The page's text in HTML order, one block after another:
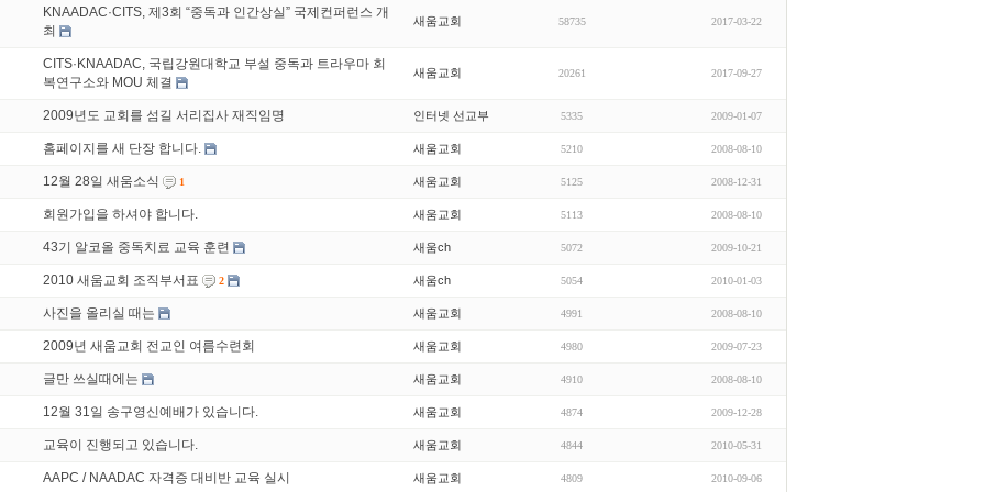
KNAADAC·CITS, 제3회 “중독과 인간상실” 국제컨퍼런스 개
최
새움교회 58735 2017-03-22
CITS·KNAADAC, 국립강원대학교 부설 중독과 트라우마 회
복연구소와 MOU 체결
새움교회 20261 2017-09-27
2009년도 교회를 섬길 서리집사 재직임명 인터넷 선교부 5335 2009-01-07
홈페이지를 새 단장 합니다. 새움교회 5210 2008-08-10
12월 28일 새움소식 1 새움교회 5125 2008-12-31
회원가입을 하셔야 합니다. 새움교회 5113 2008-08-10
43기 알코올 중독치료 교육 훈련 새움ch 5072 2009-10-21
2010 새움교회 조직부서표 2 새움ch 5054 2010-01-03
사진을 올리실 때는 새움교회 4991 2008-08-10
2009년 새움교회 전교인 여름수련회 새움교회 4980 2009-07-23
글만 쓰실때에는 새움교회 4910 2008-08-10
12월 31일 송구영신예배가 있습니다. 새움교회 4874 2009-12-28
교육이 진행되고 있습니다. 새움교회 4844 2010-05-31
AAPC / NAADAC 자격증 대비반 교육 실시 새움교회 4809 2010-09-06